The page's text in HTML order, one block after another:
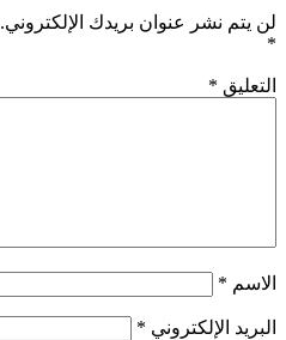
لن يتم نشر عنوان بريدك الإلكتروني.
*
التعليق *
الاسم *
البريد الإلكتروني *